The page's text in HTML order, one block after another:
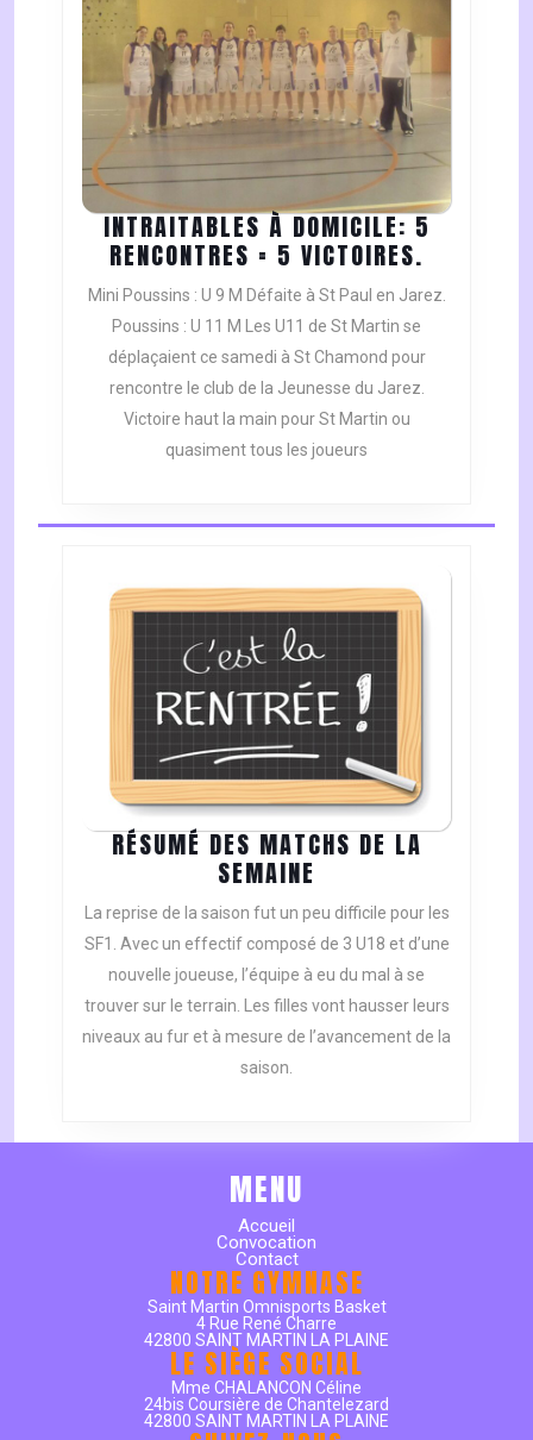
INTRAITABLES À DOMICILE: 5
RENCONTRES = 5 VICTOIRES.
À
=
Mini Poussins : U 9 M Défaite à St Paul en Jarez.
Poussins : U 11 M Les U11 de St Martin se
déplaçaient ce samedi à St Chamond pour
rencontre le club de la Jeunesse du Jarez.
Victoire haut la main pour St Martin ou
quasiment tous les joueurs
RÉSUMÉ DES MATCHS DE LA
SEMAINE
DES
MATCHS
DE
LA
SEMAINE
La reprise de la saison fut un peu difficile pour les
SF1. Avec un effectif composé de 3 U18 et d’une
nouvelle joueuse, l’équipe à eu du mal à se
trouver sur le terrain. Les filles vont hausser leurs
niveaux au fur et à mesure de l’avancement de la
saison.
MENU
Accueil
Convocation
Contact
NOTRE GYMNASE
Saint Martin Omnisports Basket
4 Rue René Charre
42800 SAINT MARTIN LA PLAINE
LE SIÈGE SOCIAL
Mme CHALANCON Céline
24bis Coursière de Chantelezard
42800 SAINT MARTIN LA PLAINE